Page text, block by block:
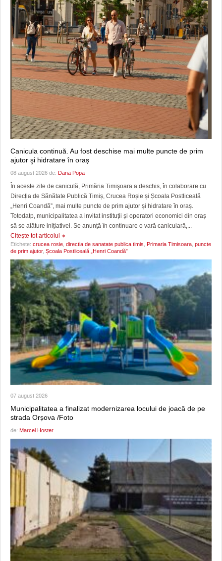
Canicula continuă. Au fost deschise mai multe puncte de prim
ajutor şi hidratare în oraș
08 august 2026 de: Dana Popa
În aceste zile de caniculă, Primăria Timişoara a deschis, în colaborare cu
Direcția de Sănătate Publică Timiș, Crucea Roșie și Școala Postliceală
„Henri Coandă”, mai multe puncte de prim ajutor și hidratare în oraș.
Totodatp, municipalitatea a invitat instituții și operatori economici din oraș
să se alăture inițiativei. Se anunță în continuare o vară caniculară,...
Citeşte tot articolul
Etichete: crucea rosie directia de sanatate publica timis Primaria Timisoara puncte
de prim ajutor, Școala Postliceală „Henri Coandă”
07 august 2026
Municipalitatea a finalizat modernizarea locului de joacă de pe
strada Orșova /Foto
de: Marcel Hoster